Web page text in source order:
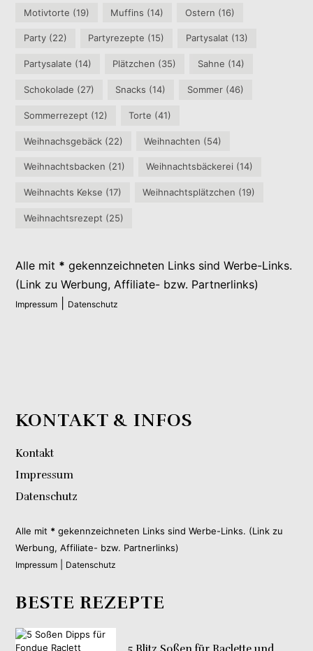
Motivtorte (19) Muffins (14) Ostern (16)
Party (22) Partyrezepte (15) Partysalat (13)
Partysalate (14) Plätzchen (35) Sahne (14)
Schokolade (27) Snacks (14) Sommer(46)
Sommerrezept (12) Torte (41)
Weihnachsgebäck (22) Weihnachten (54)
Weihnachtsbacken (21) Weihnachtsbäckerei (14)
Weihnachts Kekse (17) Weihnachtsplätzchen (19)
Weihnachtsrezept (25)
Alle mit * gekennzeichneten Links sind Werbe-Links.
(Link zu Werbung, Affiliate- bzw. Partnerlinks)
Impressum Datenschutz
KONTAKT & INFOS
Kontakt
Impressum
Datenschutz
Alle mit * gekennzeichneten Links sind Werbe-Links. (Link zu
Werbung, Affiliate- bzw. Partnerlinks)
Impressum Datenschutz
BESTE REZEPTE